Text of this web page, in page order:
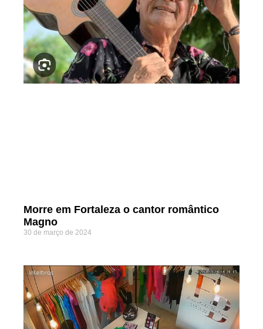
Morre em Fortaleza o cantor romântico
Magno
30 de março de 2024